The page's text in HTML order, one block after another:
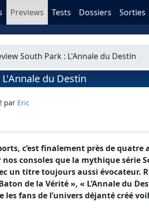
Previews Tests Dossiers Sorties
South Park : L'Annale du Destin
du Destin
par Eric
c’est finalement près de quatre
consoles que la mythique série
un titre toujours aussi évocateur.
de la Vérité », « L’Annale du
fans de l’univers déjanté créé